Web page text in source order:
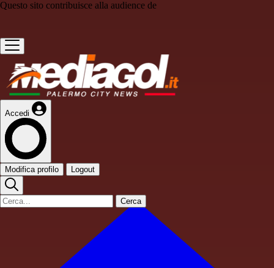
Questo sito contribuisce alla audience de
Accedi
Modifica profilo Logout
Cerca